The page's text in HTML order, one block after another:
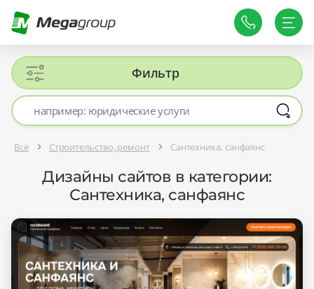
Фильтр
Все Строительство, ремонт Сантехника, санфаянс
Дизайны сайтов в категории:
Сантехника, санфаянс